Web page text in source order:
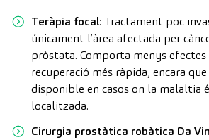
Teràpia focal: Tractament poc
únicament l’àrea afectada per
pròstata. Comporta menys efectes
recuperació més ràpida, encara
disponible en casos on la malaltia
localitzada.
Cirurgia prostàtica robàtica Da